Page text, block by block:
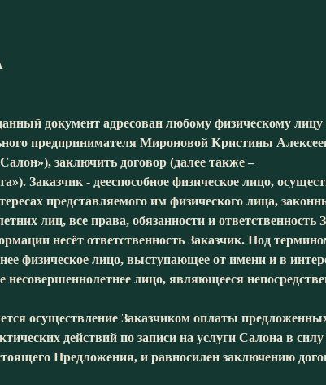
документ адресован любому физическому лицу
предпринимателя Мироновой Кристины
заключить договор (далее также –
Заказчик - дееспособное физическое лицо,
представляемого им физического лица,
лиц, все права, обязанности и ответственность
несёт ответственность Заказчик. Под
физическое лицо, выступающее от имени и в
лицо, являющееся
осуществление Заказчиком оплаты
действий по записи на услуги Салона в
Предложения, и равносилен заключению